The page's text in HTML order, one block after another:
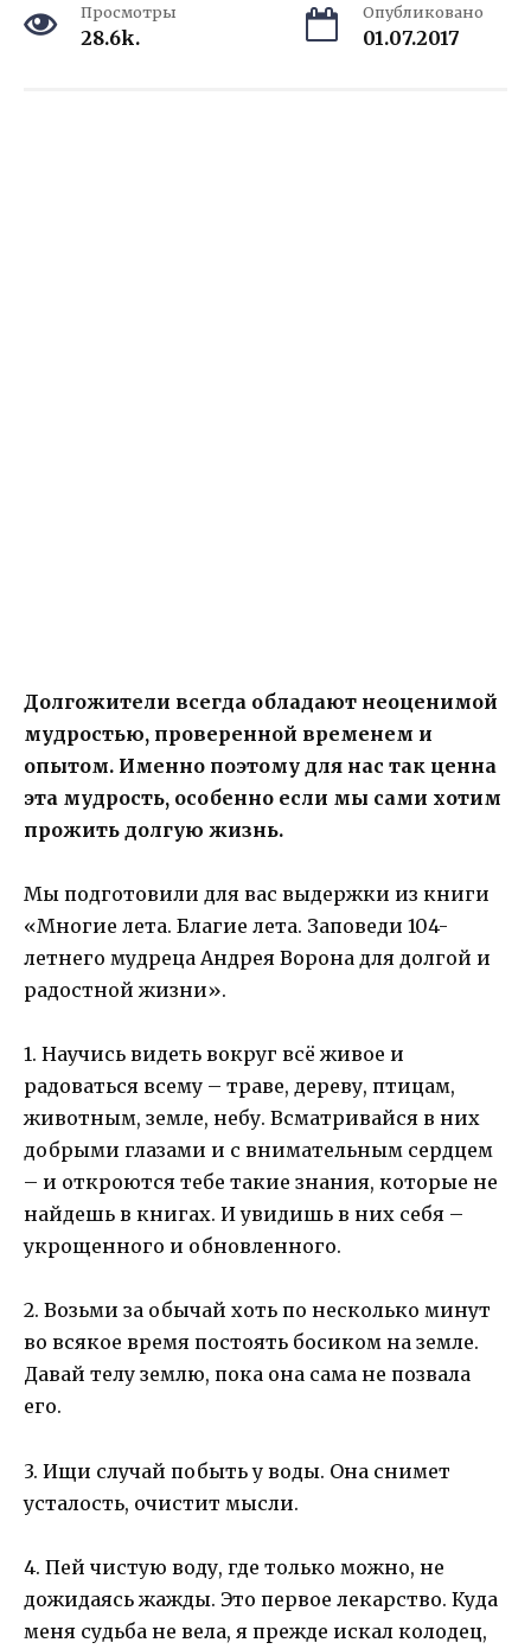
Просмотры
28.6k.
Опубликовано
01.07.2017
Долгожители всегда обладают неоценимой
мудростью, проверенной временем и
опытом. Именно поэтому для нас так ценна
эта мудрость, особенно если мы сами хотим
прожить долгую жизнь.
Мы подготовили для вас выдержки из книги
«Многие лета. Благие лета. Заповеди 104-
летнего мудреца Андрея Ворона для долгой и
радостной жизни».
1. Научись видеть вокруг всё живое и
радоваться всему – траве, дереву, птицам,
животным, земле, небу. Всматривайся в них
добрыми глазами и с внимательным сердцем
– и откроются тебе такие знания, которые не
найдешь в книгах. И увидишь в них себя –
укрощенного и обновленного.
2. Возьми за обычай хоть по несколько минут
во всякое время постоять босиком на земле.
Давай телу землю, пока она сама не позвала
его.
3. Ищи случай побыть у воды. Она снимет
усталость, очистит мысли.
4. Пей чистую воду, где только можно, не
дожидаясь жажды. Это первое лекарство. Куда
меня судьба не вела, я прежде искал колодец,